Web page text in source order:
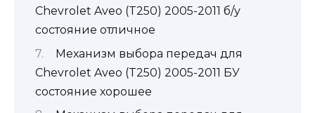
Chevrolet Aveo (T250) 2005-2011 б/у
состояние отличное
Механизм выбора передач для
Chevrolet Aveo (T250) 2005-2011 БУ
состояние хорошее